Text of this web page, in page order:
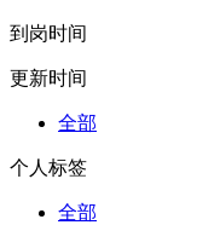
到岗时间
更新时间
全部
个人标签
全部